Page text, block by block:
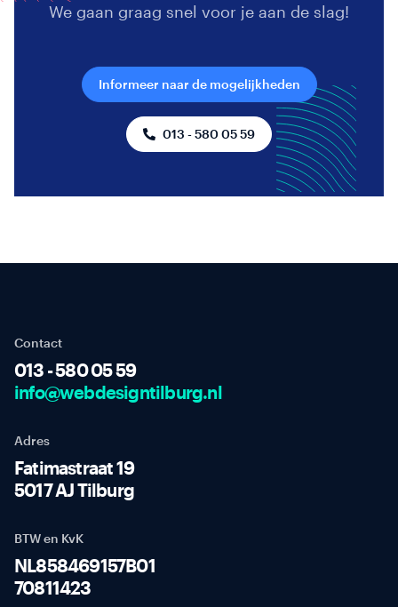
We gaan graag snel voor je aan de slag!
Informeer naar de mogelijkheden
013 - 580 05 59
Contact
013 - 580 05 59
info@webdesigntilburg.nl
Adres
Fatimastraat 19
5017 AJ Tilburg
BTW en KvK
NL858469157B01
70811423